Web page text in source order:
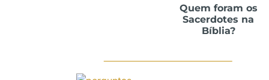
Quem foram os
Sacerdotes na
Bíblia?